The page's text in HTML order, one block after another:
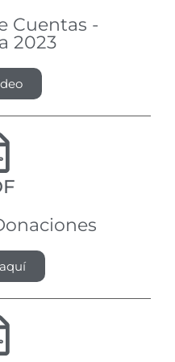
Cuentas -
2023